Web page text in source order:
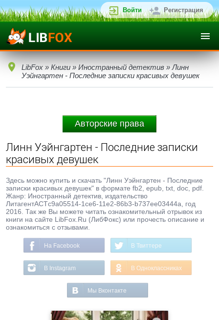
Войти Регистрация
LibFox » Книги » Иностранный детектив » Линн
Уэйнгартен - Последние записки красивых девушек
Авторские права
Линн Уэйнгартен - Последние записки
красивых девушек
Здесь можно купить и скачать "Линн Уэйнгартен - Последние
записки красивых девушек" в формате fb2, epub, txt, doc, pdf.
Жанр: Иностранный детектив, издательство
ЛитагентАСТc9a05514-1ce6-11e2-86b3-b737ee03444a, год
2016. Так же Вы можете читать ознакомительный отрывок из
книги на сайте LibFox.Ru (ЛибФокс) или прочесть описание и
ознакомиться с отзывами.
На Facebook В Твиттере
В Instagram В Одноклассниках
Мы Вконтакте